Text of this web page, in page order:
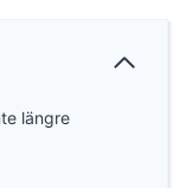
längre